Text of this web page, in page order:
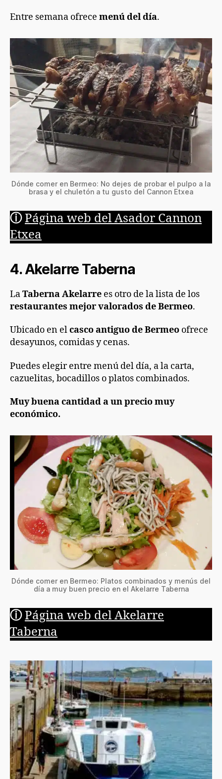
Entre semana ofrece menú del día.
Dónde comer en Bermeo: No dejes de probar el pulpo a la
brasa y el chuletón a tu gusto del Cannon Etxea
ⓘ Página web del Asador Cannon
Etxea
4. Akelarre Taberna
LaTaberna Akelarre es otro de la lista de los
restaurantes mejor valorados de Bermeo.
Ubicado en elcasco antiguo de Bermeo ofrece
desayunos, comidas y cenas.
Puedes elegir entre menú del día, a la carta,
cazuelitas, bocadillos o platos combinados.
Muy buena cantidad a un precio muy
económico.
Dónde comer en Bermeo: Platos combinados y menús del
día a muy buen precio en el Akelarre Taberna
ⓘ Página web del Akelarre
Taberna